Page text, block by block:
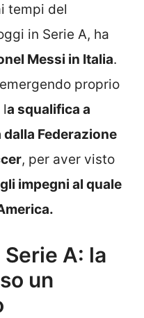
tempi del
in Serie A, ha
Messi in Italia.
proprio
la squalifica a
Federazione
, per aver visto
impegni al quale
A: la
un